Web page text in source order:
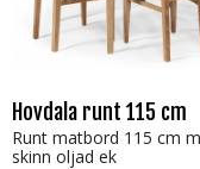
Hovdala runt 115 cm
Runt matbord 115 cm
skinn oljad ek